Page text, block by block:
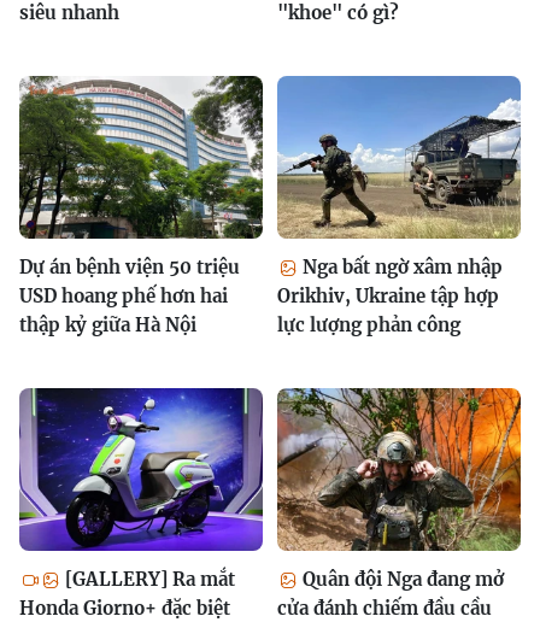
siêu nhanh
"khoe" có gì?
Dự án bệnh viện 50 triệu
USD hoang phế hơn hai
thập kỷ giữa Hà Nội
Nga bất ngờ xâm nhập
Orikhiv, Ukraine tập hợp
lực lượng phản công
[GALLERY] Ra mắt
Honda Giorno+ đặc biệt
Quân đội Nga đang mở
cửa đánh chiếm đầu cầu